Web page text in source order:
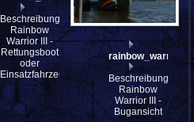
Beschreibung:
Rainbow
Warrior III -
Rettungsboot
oder
Einsatzfahrzeug?
Beschreibung:
Rainbow
Warrior III -
Bugansicht